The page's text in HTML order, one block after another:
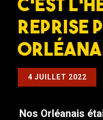
reprise
4 JUILLET 2022
Nos Orléanais